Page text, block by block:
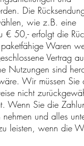
Die
wie z.B. eine
€ 50,- erfolgt die
Waren
Vertrag
Nutzungen sind
Wir müssen Sie
nicht
Wenn Sie die
und alles
leisten, wenn die